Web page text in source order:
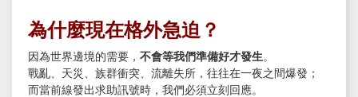
為什麼現在格外急迫？
因為世界邊境的需要， 不會等我們準備好才發生。
戰亂、天災、族群衝突、流離失所，往往在一夜之間爆發；
而當前線發出求助訊號時，我們必須立刻回應。